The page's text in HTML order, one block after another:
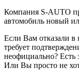
Компания S-AUTO
автомобиль новый
Если Вам отказали в
требует
неофициально? Есть
Или Вы просто не